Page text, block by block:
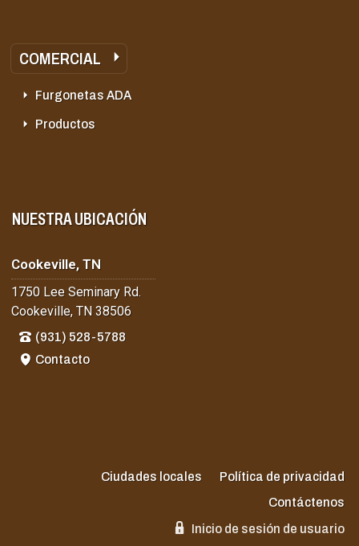
COMERCIAL
Furgonetas ADA
Productos
NUESTRA UBICACIÓN
Cookeville, TN
1750 Lee Seminary Rd.
Cookeville, TN 38506
(931) 528-5788
Contacto
Ciudades locales
Política de privacidad
Contáctenos
Inicio de sesión de usuario